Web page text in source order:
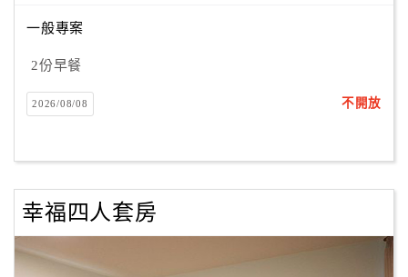
一般專案
2份早餐
2026/08/08 不開放
幸福四人套房